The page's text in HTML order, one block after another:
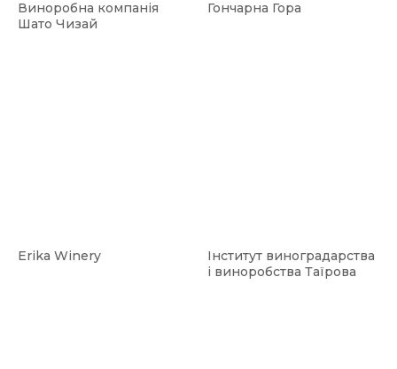
Виноробна компанія
Шато Чизай
Гончарна Гора
Erika Winery
Інститут виноградарства
і виноробства Таїрова